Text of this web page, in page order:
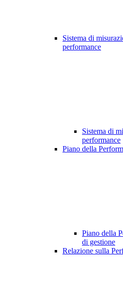
Sistema di
performance
Sistema di
performance
Piano della
Piano della
di gestione
Relazione sulla